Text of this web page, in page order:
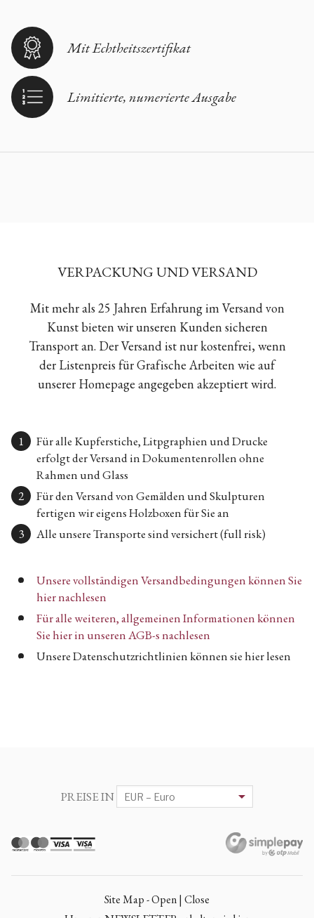
Mit Echtheitszertifikat
Limitierte, numerierte Ausgabe
VERPACKUNG UND VERSAND
Mit mehr als 25 Jahren Erfahrung im Versand von
Kunst bieten wir unseren Kunden sicheren
Transport an. Der Versand ist nur kostenfrei, wenn
der Listenpreis für Grafische Arbeiten wie auf
unserer Homepage angegeben akzeptiert wird.
Für alle Kupferstiche, Litpgraphien und Drucke
erfolgt der Versand in Dokumentenrollen ohne
Rahmen und Glass
Für den Versand von Gemälden und Skulpturen
fertigen wir eigens Holzboxen für Sie an
Alle unsere Transporte sind versichert (full risk)
Unsere vollständigen Versandbedingungen können Sie
hier nachlesen
Für alle weiteren, allgemeinen Informationen können
Sie hier in unseren AGB-s nachlesen
Unsere Datenschutzrichtlinien können sie hier lesen
PREISE IN
Site Map - Open | Close